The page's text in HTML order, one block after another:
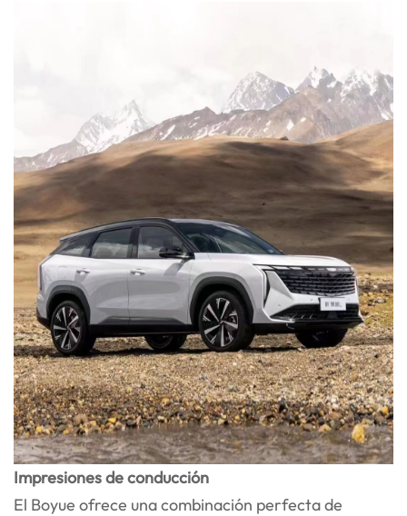
Impresiones de conducción
El Boyue ofrece una combinación perfecta de